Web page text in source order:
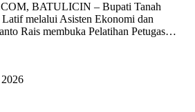
BATULICIN – Bupati Tanah
melalui Asisten Ekonomi dan
Rais membuka Pelatihan Petugas…